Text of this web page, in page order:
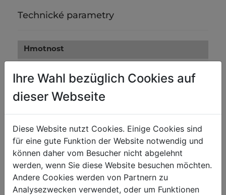
Technické parametry
Hmotnost
0.17
Přepravní rozměry
20
Šířka balení [mm]
Délka balení [mm] 320
Ihre Wahl bezüglich Cookies auf
dieser Webseite
Diese Website nutzt Cookies. Einige Cookies sind
für eine gute Funktion der Website notwendig und
können daher vom Besucher nicht abgelehnt
werden, wenn Sie diese Website besuchen möchten.
Andere Cookies werden von Partnern zu
Analysezwecken verwendet, oder um Funktionen